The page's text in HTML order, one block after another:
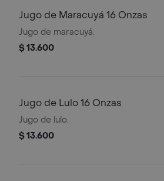
Jugo de Maracuyá 16 Onzas
Jugo de maracuyá.
$ 13.600
Jugo de Lulo 16 Onzas
Jugo de lulo.
$ 13.600